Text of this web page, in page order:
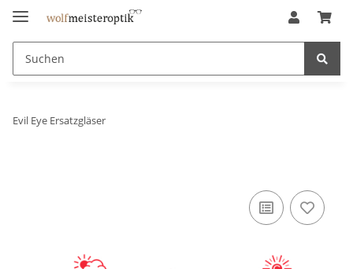
Evil Eye Ersatzgläser